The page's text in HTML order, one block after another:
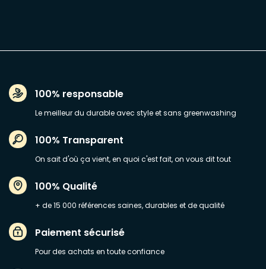
100% responsable
Le meilleur du durable avec style et sans greenwashing
100% Transparent
On sait d'où ça vient, en quoi c'est fait, on vous dit tout
100% Qualité
+ de 15 000 références saines, durables et de qualité
Paiement sécurisé
Pour des achats en toute confiance